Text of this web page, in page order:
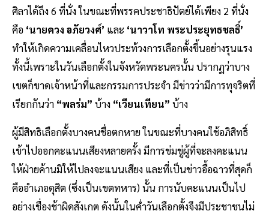
ศิลาได้ถึง 6 ที่นั่ง ในขณะที่พรรคประชาธิปัตย์ได้เพียง 2 ที่นั่ง
คือ ‘นายควง อภัยวงศ์’ และ ‘นาวาโท พระประยุทธชลธิ์’
ทำให้เกิดความเคลื่อนไหวประท้วงการเลือกตั้งขึ้นอย่างรุนแรง
ทั้งนี้เพราะในวันเลือกตั้งในจังหวัดพระนครนั้น ปรากฏว่าบาง
เขตก็ขาดเจ้าหน้าที่และกรรมการประจำ มีข่าวว่ามีการทุจริตที่
เรียกกันว่า “พลร่ม” บ้าง “เวียนเทียน” บ้าง
ผู้มีสิทธิเลือกตั้งบางคนชื่อตกหาย ในขณะที่บางคนใช้อภิสิทธิ์
เข้าไปออกคะแนนเสียงหลายครั้ง มีการข่มขู่ผู้ที่จะลงคะแนน
ให้ฝ่ายค้านมิให้ไปลงจะแนนเสียง และที่เป็นข่าวอื้อฉาวที่สุดก็
คืออำเภอดุสิต (ซึ่งเป็นเขตทหาร) นั้น การนับคะแนนเป็นไป
อย่างเชื่องช้าผิดสังเกต ดังนั้นในค่ำวันเลือกตั้งจึงมีประชาชนไม่